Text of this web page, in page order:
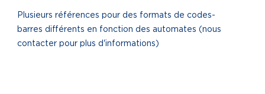
Plusieurs références pour des formats de codes-
barres différents en fonction des automates (nous
contacter pour plus d'informations)